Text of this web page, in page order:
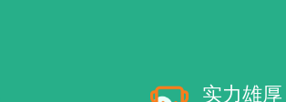
实力雄厚